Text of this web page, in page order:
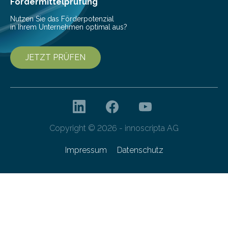
Fördermittelprüfung
Nutzen Sie das Förderpotenzial
in Ihrem Unternehmen optimal aus?
JETZT PRÜFEN
Copyright © 2026 - innoscripta AG
Impressum Datenschutz